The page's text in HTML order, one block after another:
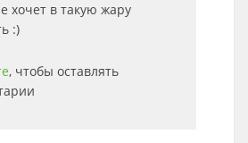
хочет в такую жару
:)
, чтобы оставлять